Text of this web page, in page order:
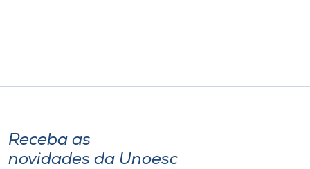
A+
Receba as
novidades da Unoesc